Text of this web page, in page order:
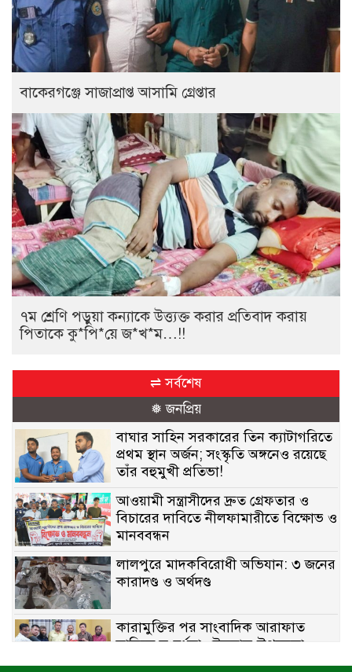
বাকেরগঞ্জে সাজাপ্রাপ্ত আসামি গ্রেপ্তার
৭ম শ্রেণি পড়ুয়া কন্যাকে উত্ত্যক্ত করার প্রতিবাদ করায়
পিতাকে কু*পি*য়ে জ*খ*ম…!!
⇌ সর্বশেষ
❅ জনপ্রিয়
বাঘার সাহিন সরকারের তিন ক্যাটাগরিতে
প্রথম স্থান অর্জন; সংস্কৃতি অঙ্গনেও রয়েছে
তাঁর বহুমুখী প্রতিভা!
আওয়ামী সন্ত্রাসীদের দ্রুত গ্রেফতার ও
বিচারের দাবিতে নীলফামারীতে বিক্ষোভ ও
মানববন্ধন
লালপুরে মাদকবিরোধী অভিযান: ৩ জনের
কারাদণ্ড ও অর্থদণ্ড
কারামুক্তির পর সাংবাদিক আরাফাত
সানিকে সংবর্ধনা, টেকনাফ উপজেলা
প্রেসক্লাবের ফুলেল শুভেচ্ছা